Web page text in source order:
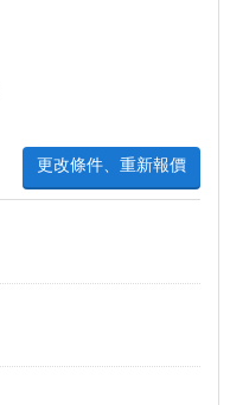
更改條件、重新報價